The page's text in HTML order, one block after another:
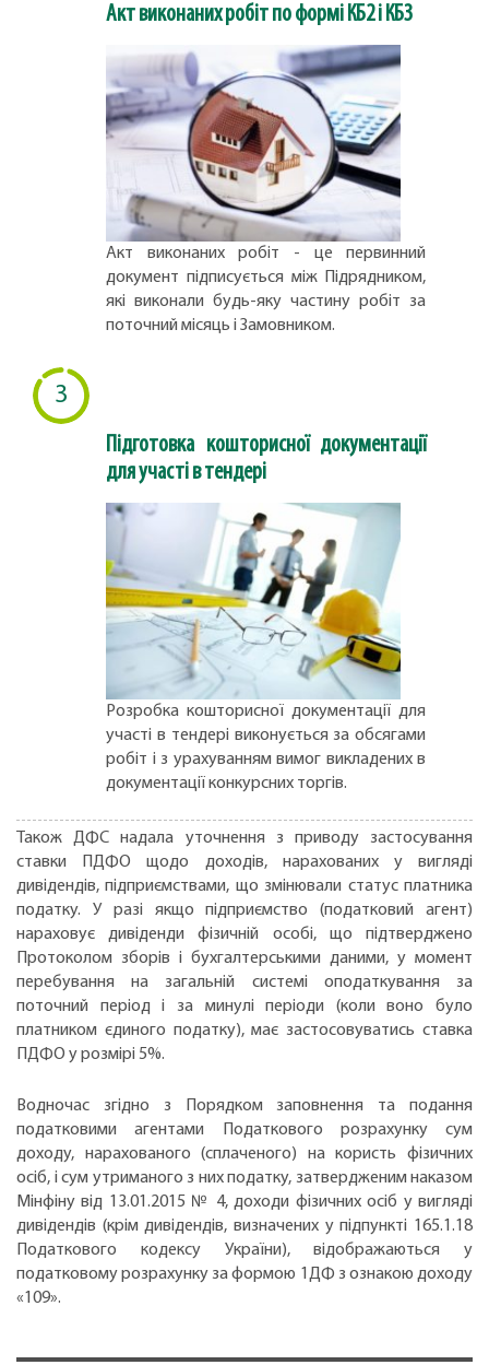
Акт виконаних робіт по формі КБ2 і КБ3
Акт виконаних робіт - це первинний
документ підписується між Підрядником,
які виконали будь-яку частину робіт за
поточний місяць і Замовником.
3
Підготовка кошторисної документації
для участі в тендері
Розробка кошторисної документації для
участі в тендері виконується за обсягами
робіт і з урахуванням вимог викладених в
документації конкурсних торгів.
Також ДФС надала уточнення з приводу застосування
ставки ПДФО щодо доходів, нарахованих у вигляді
дивідендів, підприємствами, що змінювали статус платника
податку. У разі якщо підприємство (податковий агент)
нараховує дивіденди фізичній особі, що підтверджено
Протоколом зборів і бухгалтерськими даними, у момент
перебування на загальній системі оподаткування за
поточний період і за минулі періоди (коли воно було
платником єдиного податку), має застосовуватись ставка
ПДФО у розмірі 5%.
Водночас згідно з Порядком заповнення та подання
податковими агентами Податкового розрахунку сум
доходу, нарахованого (сплаченого) на користь фізичних
осіб, і сум утриманого з них податку, затвердженим наказом
Мінфіну від 13.01.2015 № 4, доходи фізичних осіб у вигляді
дивідендів (крім дивідендів, визначених у підпункті 165.1.18
Податкового кодексу України), відображаються у
податковому розрахунку за формою 1ДФ з ознакою доходу
«109».